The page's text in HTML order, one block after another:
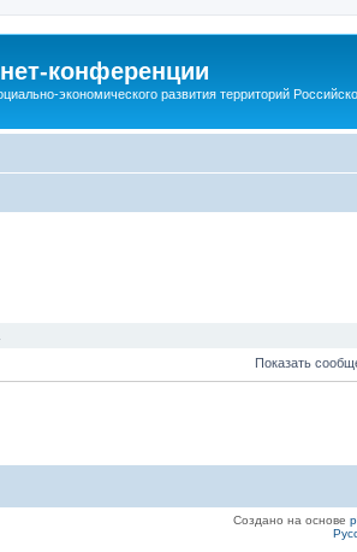
конференции
экономического развития территорий
Показать
Создано на основе